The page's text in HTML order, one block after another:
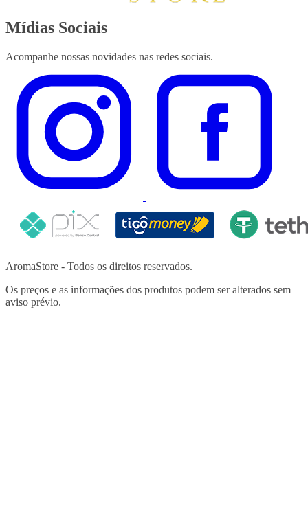
Mídias Sociais
Acompanhe nossas novidades nas redes sociais.
AromaStore - Todos os direitos reservados.
Os preços e as informações dos produtos podem ser alterados sem
aviso prévio.